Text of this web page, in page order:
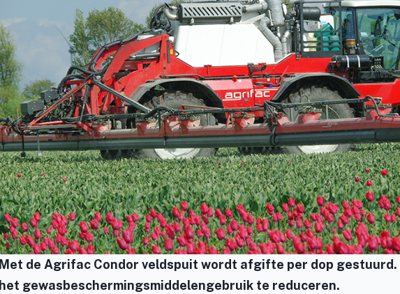
Met de Agrifac Condor veldspuit wordt afgifte per dop gestuurd.
het gewasbeschermingsmiddelengebruik te reduceren.